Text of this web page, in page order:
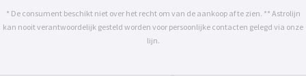
* De consument beschikt niet over het recht om van de aankoop af te zien. ** Astrolijn
kan nooit verantwoordelijk gesteld worden voor persoonlijke contacten gelegd via onze
lijn.